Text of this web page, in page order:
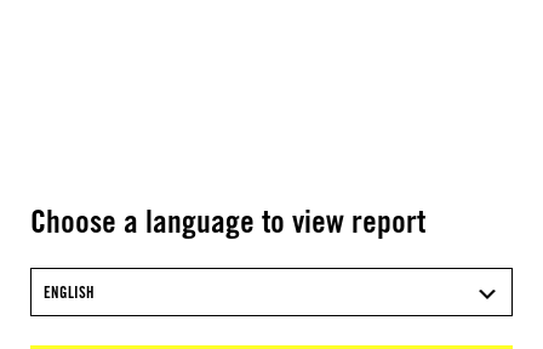
Choose a language to view report
ENGLISH